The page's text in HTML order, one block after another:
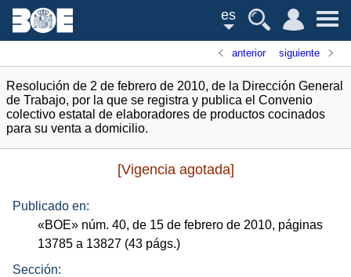
es
anterior siguiente
Resolución de 2 de febrero de 2010, de la Dirección General
de Trabajo, por la que se registra y publica el Convenio
colectivo estatal de elaboradores de productos cocinados
para su venta a domicilio.
[Vigencia agotada]
Publicado en:
«BOE» núm. 40, de 15 de febrero de 2010, páginas
13785 a 13827 (43 págs.)
Sección: